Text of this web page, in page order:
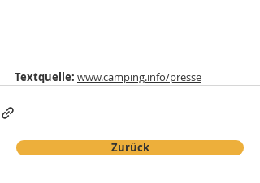
Textquelle: www.camping.info/presse
Zurück